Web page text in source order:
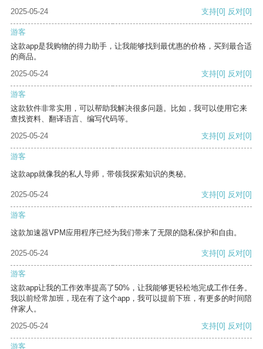
2025-05-24
支持[0] 反对[0]
游客
这款app是我购物的得力助手，让我能够找到最优惠的价格，买到最合适
的商品。
2025-05-24
支持[0] 反对[0]
游客
这款软件非常实用，可以帮助我解决很多问题。比如，我可以使用它来
查找资料、翻译语言、编写代码等。
2025-05-24
支持[0] 反对[0]
游客
这款app就像我的私人导师，带领我探索知识的奥秘。
2025-05-24 支持[0] 反对[0]
游客
这款加速器VPM应用程序已经为我们带来了无限的隐私保护和自由。
2025-05-24 支持[0] 反对[0]
游客
这款app让我的工作效率提高了50%，让我能够更轻松地完成工作任务。
我以前经常加班，现在有了这个app，我可以提前下班，有更多的时间陪
伴家人。
2025-05-24
支持[0] 反对[0]
游客